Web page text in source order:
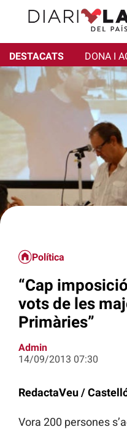
DESTACATS DONA I
Política
“Cap
vots de les
Primàries”
Admin
14/09/2013 07:30
RedactaVeu /
Vora 200 persones